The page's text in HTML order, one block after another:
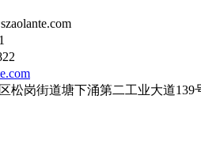
岗街道塘下涌第二工业大道139